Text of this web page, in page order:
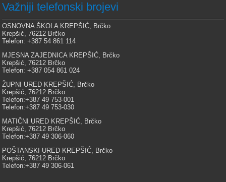
Važniji telefonski brojevi
OSNOVNA ŠKOLA KREPŠIĆ, Brčko
Krepšić, 76212 Brčko
Telefon: +387 54 861 114
MJESNA ZAJEDNICA KREPŠIĆ, Brčko
Krepšić, 76212 Brčko
Telefon: +387 054 861 024
ŽUPNI URED KREPŠIĆ, Brčko
Krepšić, 76212 Brčko
Telefon:+387 49 753-001
Telefon:+387 49 753-030
MATIČNI URED KREPŠIĆ, Brčko
Krepšić, 76212 Brčko
Telefon:+387 49 306-060
POŠTANSKI URED KREPŠIĆ, Brčko
Krepšić, 76212 Brčko
Telefon:+387 49 306-061